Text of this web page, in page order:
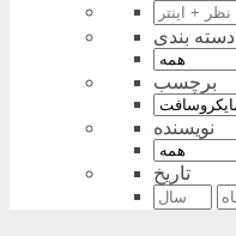
دسته بندی
برچسب
نویسنده
تاریخ